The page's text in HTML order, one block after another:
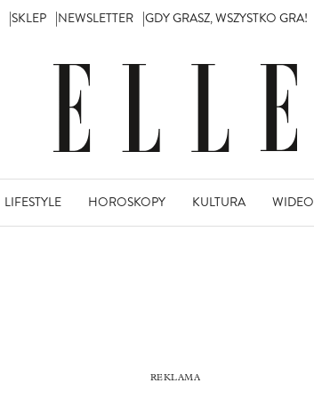
SKLEP NEWSLETTER GDY GRASZ, WSZYSTKO GRA!
LIFESTYLE HOROSKOPY KULTURA WIDEO